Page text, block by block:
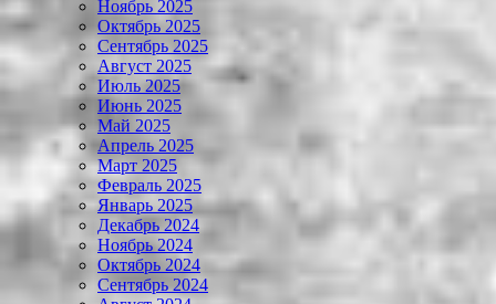
Ноябрь 2025
Октябрь 2025
Сентябрь 2025
Август 2025
Июль 2025
Июнь 2025
Май 2025
Апрель 2025
Март 2025
Февраль 2025
Январь 2025
Декабрь 2024
Ноябрь 2024
Октябрь 2024
Сентябрь 2024